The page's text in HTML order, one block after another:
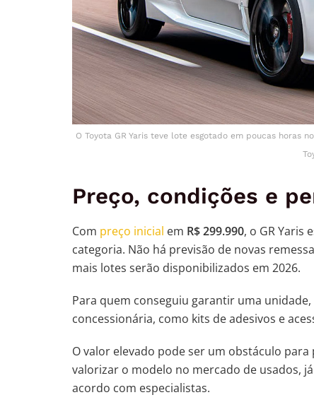
O Toyota GR Yaris teve lote esgotado em poucas horas
Preço, condições e
Com preço inicial em R$ 299.990, o GR Yaris
categoria. Não há previsão de novas
mais lotes serão disponibilizados em 2026.
Para quem conseguiu garantir uma
concessionária, como kits de adesivos e
O valor elevado pode ser um obstáculo
valorizar o modelo no mercado de usados,
acordo com especialistas.